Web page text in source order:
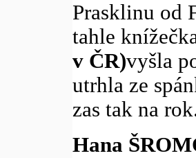
Prasklinu od
tahle
v ČR)vyšla
utrhla ze
zas tak na
Hana